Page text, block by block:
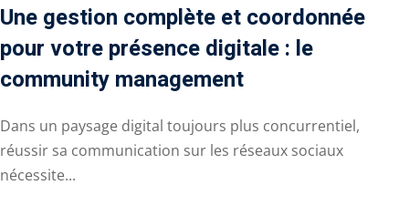
Une gestion complète et coordonnée
pour votre présence digitale : le
community management
Dans un paysage digital toujours plus concurrentiel,
réussir sa communication sur les réseaux sociaux
nécessite...